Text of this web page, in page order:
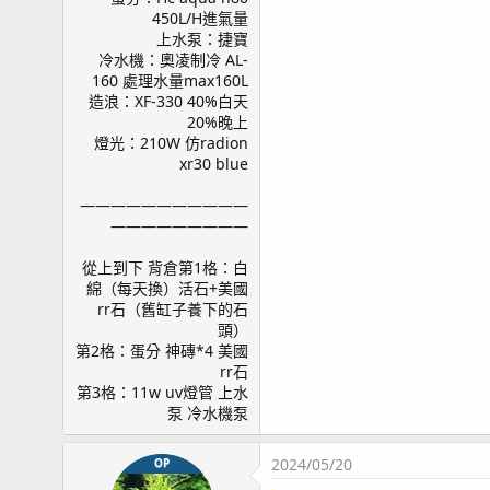
page12 Olympus TG-6 小試身手 / green
page13 燈架規劃 / 白點
page14 沸石桶 / 滿四個月
page15 晨間餵食 / 滿五個月
page16 滿半年
page17 滿七個月 / 新進弟兄 - 公子小丑(1) / KHG &
page18 新進弟兄 - 公子小丑(2) / 新進弟兄 - 公子
page20 藍眼海金魚陣亡 / 寄居蟹噴發 / 噴發大樓 /
page21 影片紀錄/ 紅奶嘴(1) / 第四種噴發生物 /
page22 十一個月更新 / 糖果腦(1) / 滿周歲
page23 綠長支(1) / 硬骨記錄(4)
page24 一年一個月更新 / HANNA HI736 (PO4蛋
page25 橘子 / 美國草莓陣亡
page26 藍腳寄居蟹(2) / 新進弟兄 - 公子小丑(4)
page27 一年兩個月更新 / 生物記錄
page28 一年三個月更新 / 鈕扣心得
page29 一年四個月 / 一年五個月 / 食藻螺噴卵
page31 一年半 / 骨綠色 / 一年七個月
450L/H進氣量
上水泵：捷寶
冷水機：奧凌制冷 AL-
160 處理水量max160L
造浪：XF-330 40%白天
20%晚上
燈光：210W 仿radion
xr30 blue
———————————
—————————
從上到下 背倉第1格：白
綿（每天換）活石+美國
rr石（舊缸子養下的石
頭）
第2格：蛋分 神磚*4 美國
rr石
第3格：11w uv燈管 上水
泵 冷水機泵
OP 2024/05/20